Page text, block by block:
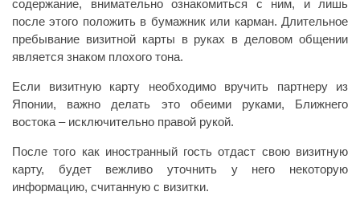
содержание, внимательно ознакомиться с ним, и лишь
после этого положить в бумажник или карман. Длительное
пребывание визитной карты в руках в деловом общении
является знаком плохого тона.
Если визитную карту необходимо вручить партнеру из
Японии, важно делать это обеими руками, Ближнего
востока – исключительно правой рукой.
После того как иностранный гость отдаст свою визитную
карту, будет вежливо уточнить у него некоторую
информацию, считанную с визитки.